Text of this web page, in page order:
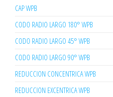
CAP WPB
CODO RADIO LARGO 180° WPB
CODO RADIO LARGO 45° WPB
CODO RADIO LARGO 90° WPB
REDUCCION CONCENTRICA WPB
REDUCCION EXCENTRICA WPB